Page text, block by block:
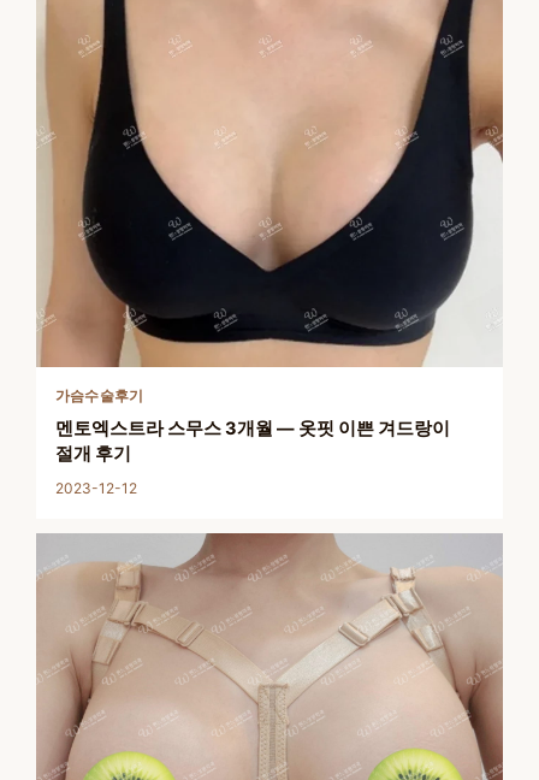
가슴수술후기
멘토엑스트라 스무스 3개월 — 옷핏 이쁜 겨드랑이
절개 후기
2023-12-12